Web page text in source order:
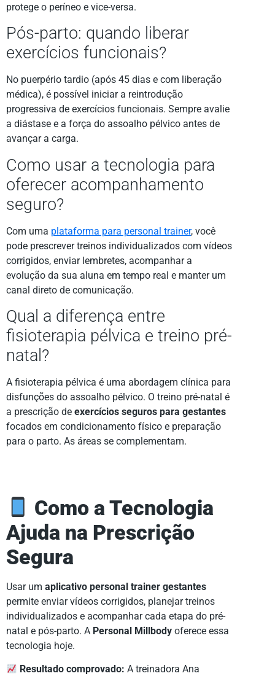
protege o períneo e vice-versa.
Pós-parto: quando liberar
exercícios funcionais?
No puerpério tardio (após 45 dias e com liberação
médica), é possível iniciar a reintrodução
progressiva de exercícios funcionais. Sempre avalie
a diástase e a força do assoalho pélvico antes de
avançar a carga.
Como usar a tecnologia para
oferecer acompanhamento
seguro?
Com uma plataforma para personal trainer, você
pode prescrever treinos individualizados com vídeos
corrigidos, enviar lembretes, acompanhar a
evolução da sua aluna em tempo real e manter um
canal direto de comunicação.
Qual a diferença entre
fisioterapia pélvica e treino pré-
natal?
A fisioterapia pélvica é uma abordagem clínica para
disfunções do assoalho pélvico. O treino pré-natal é
a prescrição de exercícios seguros para gestantes
focados em condicionamento físico e preparação
para o parto. As áreas se complementam.
Como a Tecnologia
Ajuda na Prescrição
Segura
Usar um aplicativo personal trainer gestantes
permite enviar vídeos corrigidos, planejar treinos
individualizados e acompanhar cada etapa do pré-
natal e pós-parto. A Personal Millbody oferece essa
tecnologia hoje.
Resultado comprovado: A treinadora Ana